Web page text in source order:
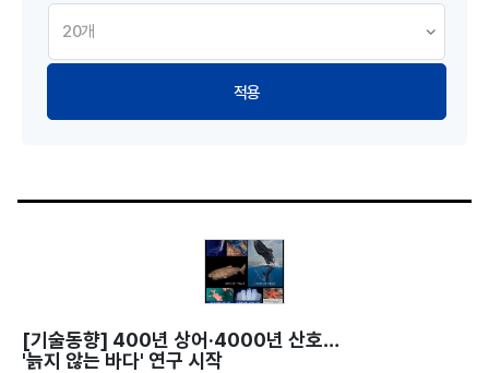
적용
[기술동향]
'늙지 않는 바다' 연구 시작